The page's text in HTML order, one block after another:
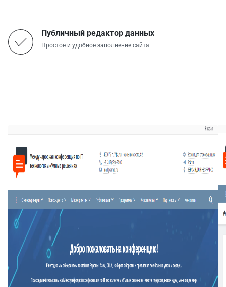
Публичный редактор данных
Простое и удобное заполнение сайта